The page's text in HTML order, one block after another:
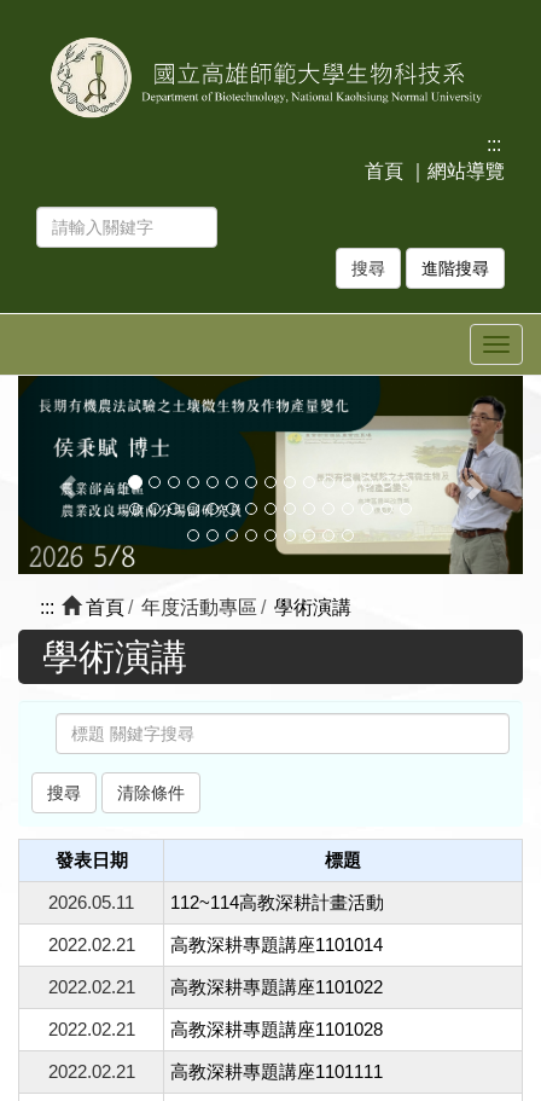
:::
首頁
網站導覽
進階搜尋
張
下
一
張
::: 首頁 年度活動專區 學術演講
學術演講
發表日期 標題
2026.05.11 112~114高教深耕計畫活動
2022.02.21 高教深耕專題講座1101014
2022.02.21 高教深耕專題講座1101022
2022.02.21 高教深耕專題講座1101028
2022.02.21 高教深耕專題講座1101111